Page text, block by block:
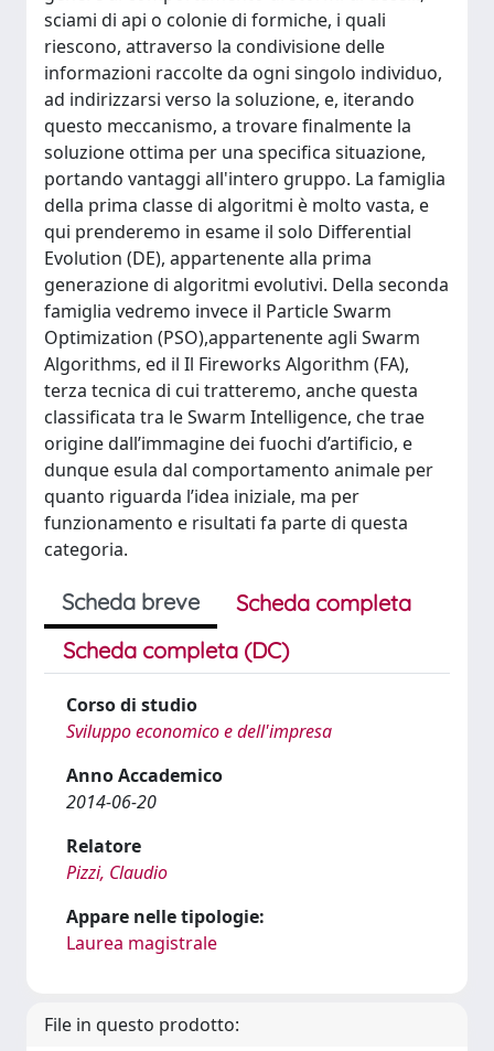
sciami di api o colonie di formiche, i quali
riescono, attraverso la condivisione delle
informazioni raccolte da ogni singolo individuo,
ad indirizzarsi verso la soluzione, e, iterando
questo meccanismo, a trovare finalmente la
soluzione ottima per una specifica situazione,
portando vantaggi all'intero gruppo. La famiglia
della prima classe di algoritmi è molto vasta, e
qui prenderemo in esame il solo Differential
Evolution (DE), appartenente alla prima
generazione di algoritmi evolutivi. Della seconda
famiglia vedremo invece il Particle Swarm
Optimization (PSO),appartenente agli Swarm
Algorithms, ed il Il Fireworks Algorithm (FA),
terza tecnica di cui tratteremo, anche questa
classificata tra le Swarm Intelligence, che trae
origine dall’immagine dei fuochi d’artificio, e
dunque esula dal comportamento animale per
quanto riguarda l’idea iniziale, ma per
funzionamento e risultati fa parte di questa
categoria.
Scheda breve
Scheda completa
Scheda completa (DC)
Corso di studio
Sviluppo economico e dell'impresa
Anno Accademico
2014-06-20
Relatore
Pizzi, Claudio
Appare nelle tipologie:
Laurea magistrale
File in questo prodotto: